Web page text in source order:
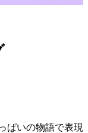
ぱいの物語で表現